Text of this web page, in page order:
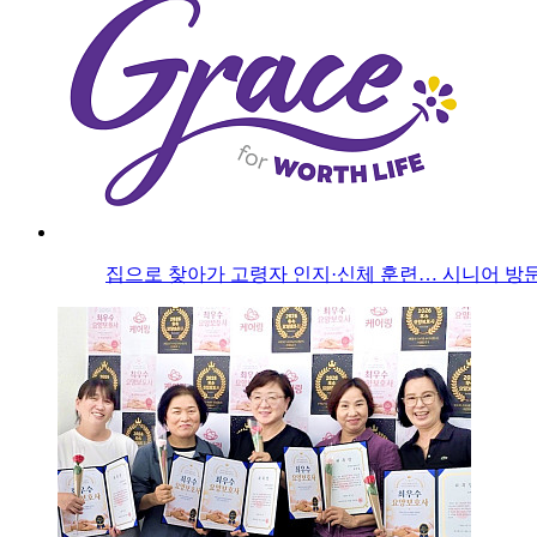
집으로 찾아가 고령자 인지·신체 훈련… 시니어 방